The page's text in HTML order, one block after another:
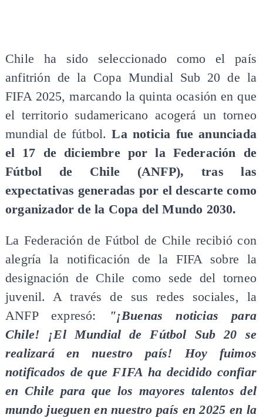
Chile ha sido seleccionado como el país
anfitrión de la Copa Mundial Sub 20 de la
FIFA 2025, marcando la quinta ocasión en que
el territorio sudamericano acogerá un torneo
mundial de fútbol. La noticia fue anunciada
el 17 de diciembre por la Federación de
Fútbol de Chile (ANFP), tras las
expectativas generadas por el descarte como
organizador de la Copa del Mundo 2030.
La Federación de Fútbol de Chile recibió con
alegría la notificación de la FIFA sobre la
designación de Chile como sede del torneo
juvenil. A través de sus redes sociales, la
ANFP expresó:
"¡Buenas noticias para
Chile! ¡El Mundial de Fútbol Sub 20 se
realizará en nuestro país! Hoy fuimos
notificados de que FIFA ha decidido confiar
en Chile para que los mayores talentos del
mundo jueguen en nuestro país en 2025 en la